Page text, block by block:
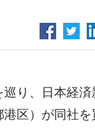
り、日本経済
区）が同社を